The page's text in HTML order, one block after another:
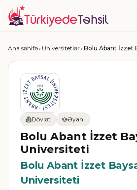
Ana səhifə› Universitetlər› Bolu Abant İzzet
Dövlət Əyani
Bolu Abant İzzet
Universiteti
Bolu Abant İzzet
Universiteti